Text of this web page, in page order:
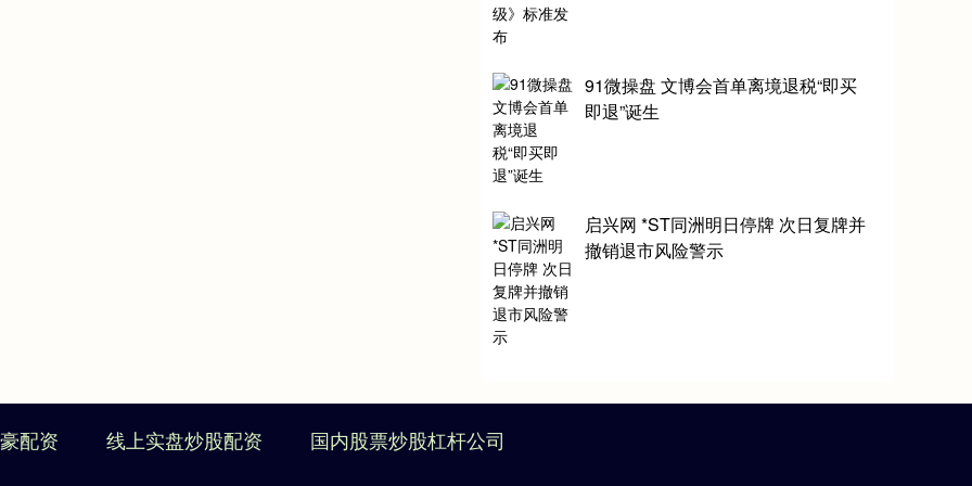
91微操盘 文博会首单离境退税“即买
即退”诞生
启兴网 *ST同洲明日停牌 次日复牌并
撤销退市风险警示
配资 线上实盘炒股配资 国内股票炒股杠杆公司